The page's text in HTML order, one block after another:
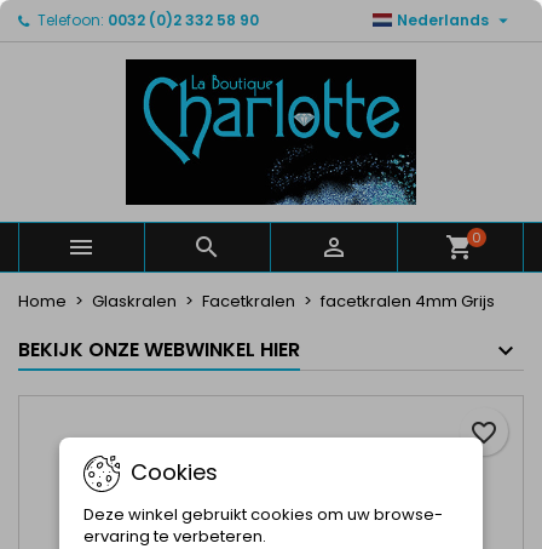
Telefoon: 0032 (0)2 332 58 90 Nederlands 
   0
Home Glaskralen Facetkralen facetkralen 4mm Grijs
BEKIJK ONZE WEBWINKEL HIER
favorite_border
Mijn verlanglijsten ×
Maak een lijst
Maak een verlanglijst ×
Verlanglijst naam
Annuleren Maak een verlanglijst
Inloggen ×
U moet ingelogd zijn om producten in uw verlanglijst
Annuleren Inloggen
Cookies
Deze winkel gebruikt cookies om uw browse-
ervaring te verbeteren.